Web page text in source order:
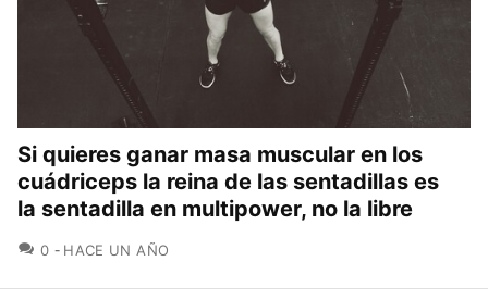
Si quieres ganar masa muscular en los
cuádriceps la reina de las sentadillas es
la sentadilla en multipower, no la libre
0 COMENTARIOS
HACE UN AÑO